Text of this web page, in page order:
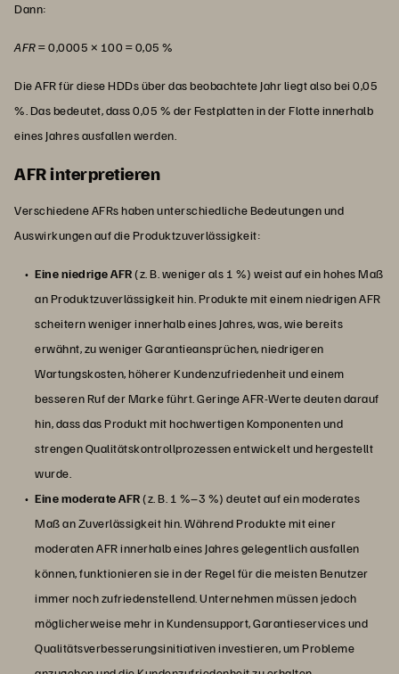
Dann:
AFR= 0,0005 × 100 = 0,05 %
Die AFR für diese HDDs über das beobachtete Jahr liegt also bei 0,05
%. Das bedeutet, dass 0,05 % der Festplatten in der Flotte innerhalb
eines Jahres ausfallen werden.
AFR interpretieren
Verschiedene AFRs haben unterschiedliche Bedeutungen und
Auswirkungen auf die Produktzuverlässigkeit:
Eine niedrige AFR(z. B. weniger als 1 %) weist auf ein hohes Maß
an Produktzuverlässigkeit hin. Produkte mit einem niedrigen AFR
scheitern weniger innerhalb eines Jahres, was, wie bereits
erwähnt, zu weniger Garantieansprüchen, niedrigeren
Wartungskosten, höherer Kundenzufriedenheit und einem
besseren Ruf der Marke führt. Geringe AFR-Werte deuten darauf
hin, dass das Produkt mit hochwertigen Komponenten und
strengen Qualitätskontrollprozessen entwickelt und hergestellt
wurde.
Eine moderate AFR(z. B. 1 %–3 %) deutet auf ein moderates
Maß an Zuverlässigkeit hin. Während Produkte mit einer
moderaten AFR innerhalb eines Jahres gelegentlich ausfallen
können, funktionieren sie in der Regel für die meisten Benutzer
immer noch zufriedenstellend. Unternehmen müssen jedoch
möglicherweise mehr in Kundensupport, Garantieservices und
Qualitätsverbesserungsinitiativen investieren, um Probleme